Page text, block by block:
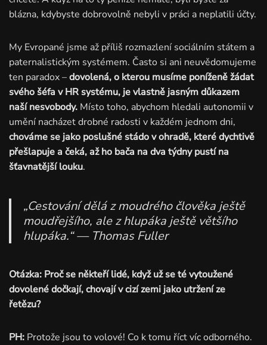
blázna, kdybyste dobrovolně nebyli v práci a neplatili účty.
My Evropané jsme až příliš rozmazlení sociálním státem a
paternalistickým systémem. Často si ani neuvědomujeme
ten paradox –dovolená, o kterou musíme poníženě žádat
svého šéfa v HR systému, je vlastně jasným důkazem
naší nesvobody. Místo toho, abychom hledali autonomii v
umění nacházet drobné radosti v každém jednom dni,
chováme se jako poslušné stádo v ohradě, které dychtivě
přešlapuje a čeká, až ho bača na dva týdny pustí na
šťavnatější louku.
„Cestování dělá z moudrého člověka ještě
moudřejšího, ale z hlupáka ještě většího
hlupáka.“— Thomas Fuller
Otázka: Proč se někteří lidé, když už se té vytoužené
dovolené dočkají, chovají v cizí zemi jako utržení ze
řetězu?
PH: Protože jsou to volové! Co k tomu říct víc odborného.